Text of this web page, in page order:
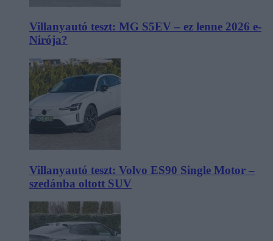
Villanyautó teszt: MG S5EV – ez lenne 2026 e-
Nirója?
Villanyautó teszt: Volvo ES90 Single Motor –
szedánba oltott SUV